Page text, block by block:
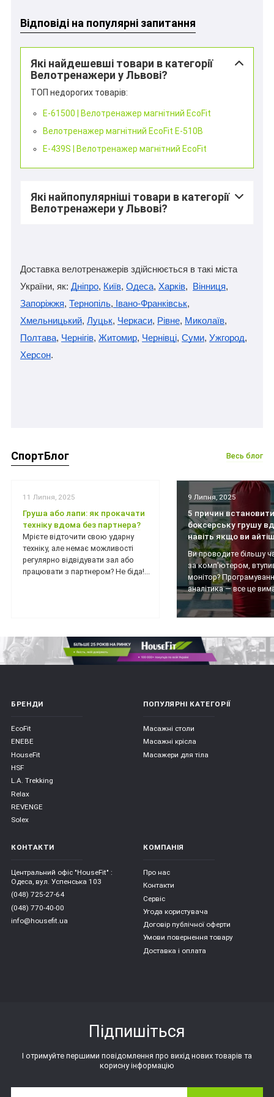
Відповіді на популярні запитання
Які найдешевші товари в категорії
Велотренажери у Львові?
ТОП недорогих товарів:
E-61500 | Велотренажер магнітний EcoFit
Велотренажер магнітний EcoFit E-510B
E-439S | Велотренажер магнітний EcoFit
Які найпопулярніші товари в категорії
Велотренажери у Львові?
Доставка велотренажерів здійснюється в такі міста
України, як: Дніпро, Київ, Одеса, Харків, Вінниця
Запоріжжя, Тернопіль, Івано-Франківськ
Хмельницький, Луцьк, Черкаси, Рівне, Миколаїв
Полтава, Чернігів, Житомир, Чернівці, Суми, Ужгород
Херсон.
СпортБлог Весь блог
11 Липня, 2025
Груша або лапи: як прокачати
техніку вдома без партнера?
Мрієте відточити свою ударну
техніку, але немає можливості
регулярно відвідувати зал або
працювати з партнером? Не біда!...
9 Липня, 2025
5 причин встановити
боксерську грушу
навіть якщо ви
Ви проводите більшу
за комп'ютером,
монітор?
аналітика — все це
БРЕНДИ
EcoFit
ENEBE
HouseFit
HSF
L.A. Trekking
Relax
REVENGE
Solex
ПОПУЛЯРНІ КАТЕГОРІЇ
Масажні столи
Масажні крісла
Масажери для тіла
КОНТАКТИ
Центральний офіс "HouseFit" :
Одеса, вул. Успенська 103
(048) 725-27-64
(048) 770-40-00
info@housefit.ua
КОМПАНІЯ
Про нас
Контакти
Сервіс
Угода користувача
Договір публічної оферти
Умови повернення товару
Доставка і оплата
Підпишіться
І отримуйте першими повідомлення про вихід нових товарів та
корисну інформацію